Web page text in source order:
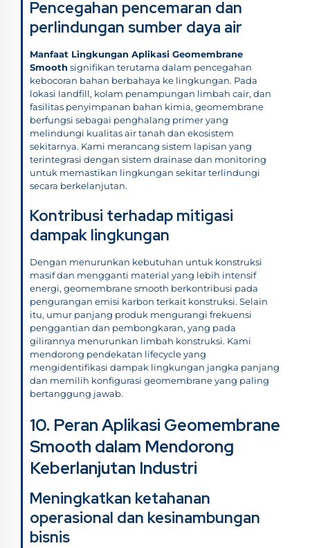
Pencegahan pencemaran dan
perlindungan sumber daya air
Manfaat Lingkungan Aplikasi Geomembrane
Smoothsignifikan terutama dalam pencegahan
kebocoran bahan berbahaya ke lingkungan. Pada
lokasi landfill, kolam penampungan limbah cair, dan
fasilitas penyimpanan bahan kimia, geomembrane
berfungsi sebagai penghalang primer yang
melindungi kualitas air tanah dan ekosistem
sekitarnya. Kami merancang sistem lapisan yang
terintegrasi dengan sistem drainase dan monitoring
untuk memastikan lingkungan sekitar terlindungi
secara berkelanjutan.
Kontribusi terhadap mitigasi
dampak lingkungan
Dengan menurunkan kebutuhan untuk konstruksi
masif dan mengganti material yang lebih intensif
energi, geomembrane smooth berkontribusi pada
pengurangan emisi karbon terkait konstruksi. Selain
itu, umur panjang produk mengurangi frekuensi
penggantian dan pembongkaran, yang pada
gilirannya menurunkan limbah konstruksi. Kami
mendorong pendekatan lifecycle yang
mengidentifikasi dampak lingkungan jangka panjang
dan memilih konfigurasi geomembrane yang paling
bertanggung jawab.
10. Peran Aplikasi Geomembrane
Smooth dalam Mendorong
Keberlanjutan Industri
Meningkatkan ketahanan
operasional dan kesinambungan
bisnis